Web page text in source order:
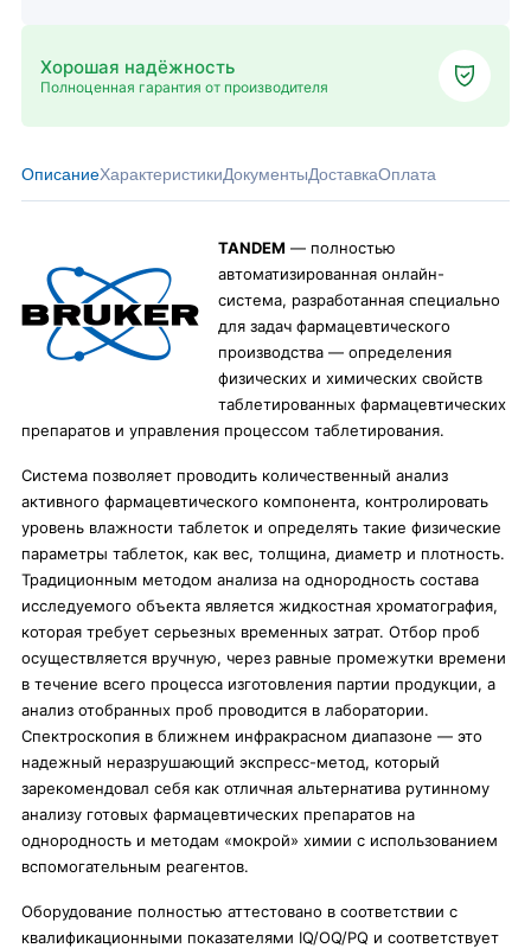
Хорошая надёжность
Полноценная гарантия от производителя
ОписаниеХарактеристикиДокументыДоставкаОплата
TANDEM — полностью
автоматизированная онлайн-
система, разработанная специально
для задач фармацевтического
производства — определения
физических и химических свойств
таблетированных фармацевтических
препаратов и управления процессом таблетирования.
Система позволяет проводить количественный анализ
активного фармацевтического компонента, контролировать
уровень влажности таблеток и определять такие физические
параметры таблеток, как вес, толщина, диаметр и плотность.
Традиционным методом анализа на однородность состава
исследуемого объекта является жидкостная хроматография,
которая требует серьезных временных затрат. Отбор проб
осуществляется вручную, через равные промежутки времени
в течение всего процесса изготовления партии продукции, а
анализ отобранных проб проводится в лаборатории.
Спектроскопия в ближнем инфракрасном диапазоне — это
надежный неразрушающий экспресс-метод, который
зарекомендовал себя как отличная альтернатива рутинному
анализу готовых фармацевтических препаратов на
однородность и методам «мокрой» химии с использованием
вспомогательным реагентов.
Оборудование полностью аттестовано в соответствии с
квалификационными показателями IQ/OQ/PQ и соответствует